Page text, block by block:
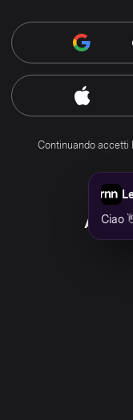
Continuando accetti
Accedi
Ciao